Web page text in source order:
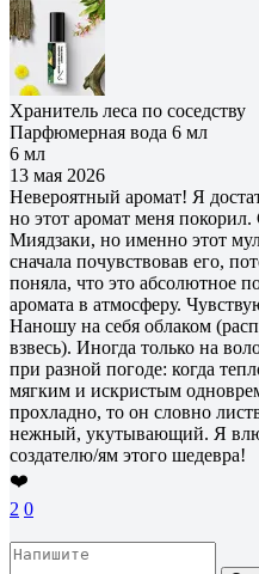
Хранитель леса по соседству
Парфюмерная вода 6 мл
6 мл
13 мая 2026
Невероятный аромат! Я
но этот аромат меня
Миядзаки, но именно этот
сначала почувствовав его,
поняла, что это абсолютное
аромата в атмосферу.
Наношу на себя облаком
взвесь). Иногда только на
при разной погоде: когда
мягким и искристым
прохладно, то он словно
нежный, укутывающий. Я
создателю/ям этого шедевра!
❤️
2 0